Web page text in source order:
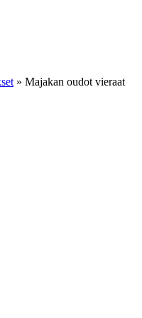
» Majakan oudot vieraat